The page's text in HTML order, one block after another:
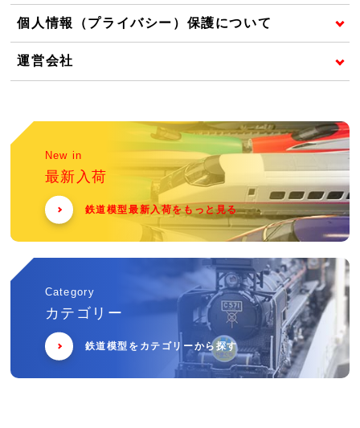
個人情報（プライバシー）保護について
運営会社
New in
最新入荷
鉄道模型最新入荷をもっと見る
Category
カテゴリー
鉄道模型をカテゴリーから探す